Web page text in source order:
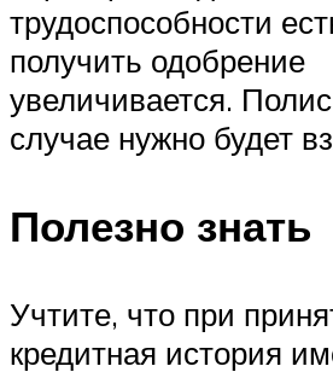
трудоспособности
получить одобрение
увеличивается.
случае нужно будет
Полезно знать
Учтите, что при
кредитная история